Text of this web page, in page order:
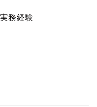
務経験